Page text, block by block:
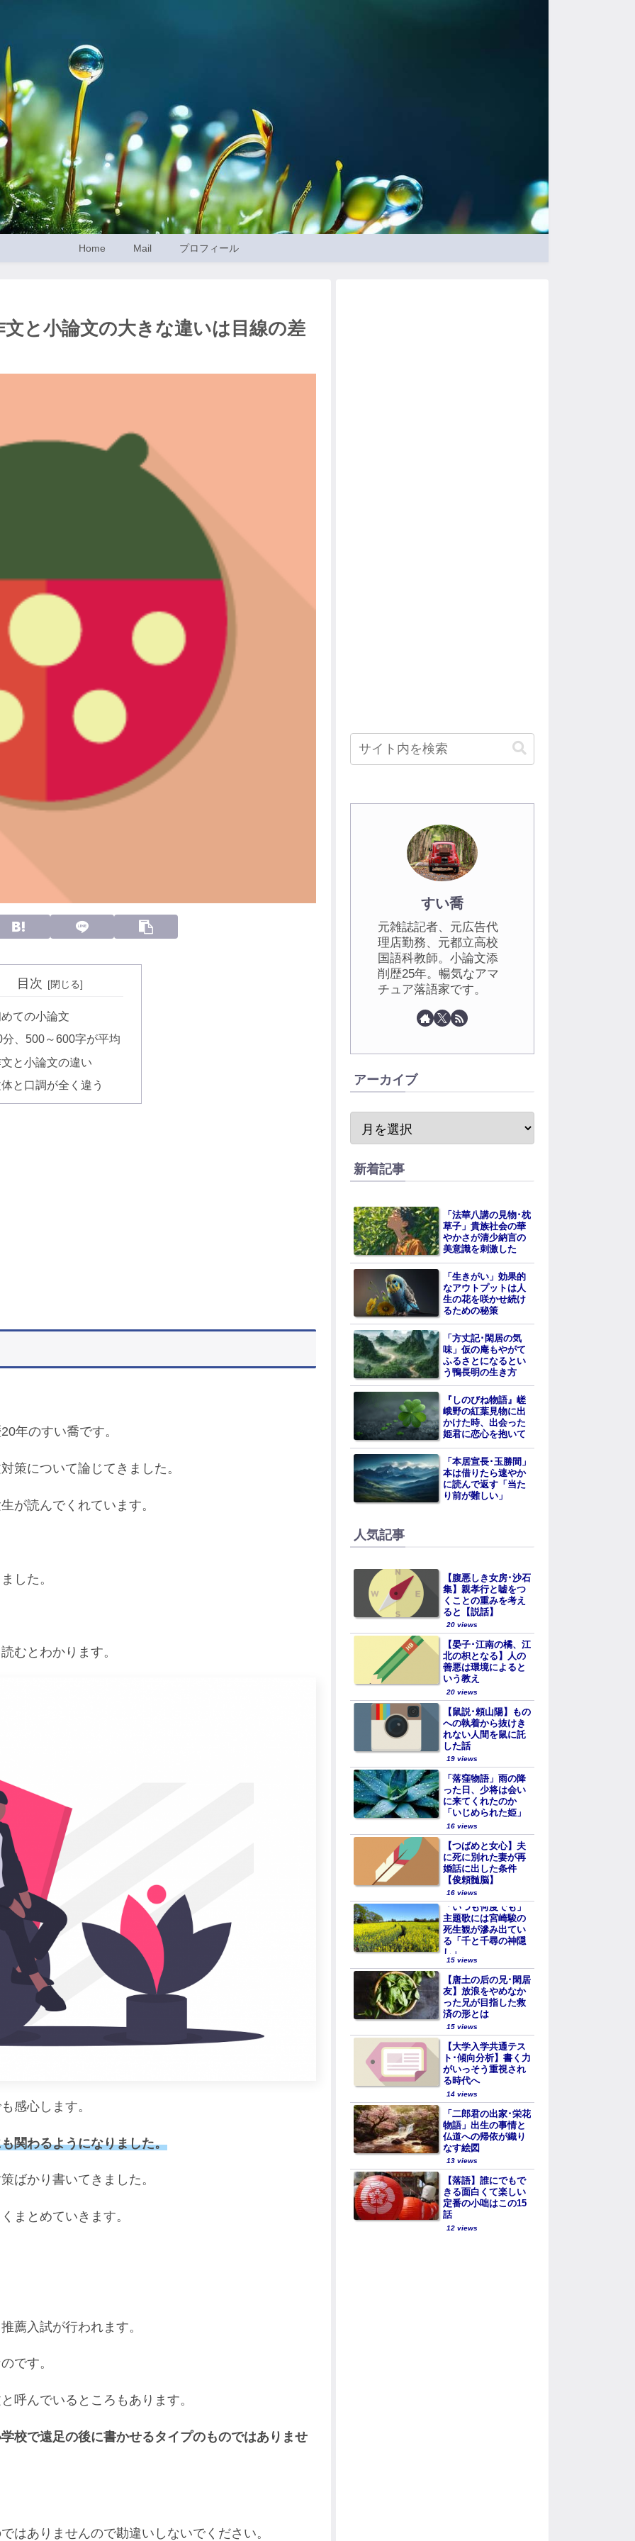
Home Mail プロフィール
と小論文の大きな違いは目線の差
目次
ての小論文
分、500～600字が平均
と小論文の違い
と口調が全く違う
年のすい喬です。
策について論じてきました。
が読んでくれています。
した。
むとわかります。
感心します。
関わるようになりました。
ばかり書いてきました。
まとめていきます。
薦入試が行われます。
です。
呼んでいるところもあります。
校で遠足の後に書かせるタイプのものではありませ
はありませんので勘違いしないでください。
すい喬
元雑誌記者、元広告代
理店勤務、元都立高校
国語科教師。小論文添
削歴25年。暢気なアマ
チュア落語家です。
アーカイブ
新着記事
「法華八講の見物･枕
草子」貴族社会の華
やかさが清少納言の
美意識を刺激した
「生きがい」効果的
なアウトプットは人
生の花を咲かせ続け
るための秘策
「方丈記･閑居の気
味」仮の庵もやがて
ふるさとになるとい
う鴨長明の生き方
『しのびね物語』嵯
峨野の紅葉見物に出
かけた時、出会った
姫君に恋心を抱いて
「本居宣長･玉勝間」
本は借りたら速やか
に読んで返す「当た
り前が難しい」
人気記事
【腹悪しき女房･沙石
集】親孝行と嘘をつ
くことの重みを考え
ると【説話】
20 views
【晏子･江南の橘、江
北の枳となる】人の
善悪は環境によると
いう教え
20 views
【鼠説･頼山陽】もの
への執着から抜けき
れない人間を鼠に託
した話
19 views
「落窪物語」雨の降
った日、少将は会い
に来てくれたのか
「いじめられた姫」
16 views
【つばめと女心】夫
に死に別れた妻が再
婚話に出した条件
【俊頼髄脳】
16 views
「いつも何度でも」
主題歌には宮崎駿の
死生観が滲み出てい
る「千と千尋の神隠
し」
15 views
【唐土の后の兄･閑居
友】放浪をやめなか
った兄が目指した救
済の形とは
15 views
【大学入学共通テス
ト･傾向分析】書く力
がいっそう重視され
る時代へ
14 views
「二郎君の出家･栄花
物語」出生の事情と
仏道への帰依が織り
なす絵図
13 views
【落語】誰にでもで
きる面白くて楽しい
定番の小咄はこの15
話
12 views